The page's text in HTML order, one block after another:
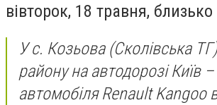
вівторок, 18 травня,
У с. Козьова (Сколівська
району на автодорозі Київ
автомобіля Renault Kangoo